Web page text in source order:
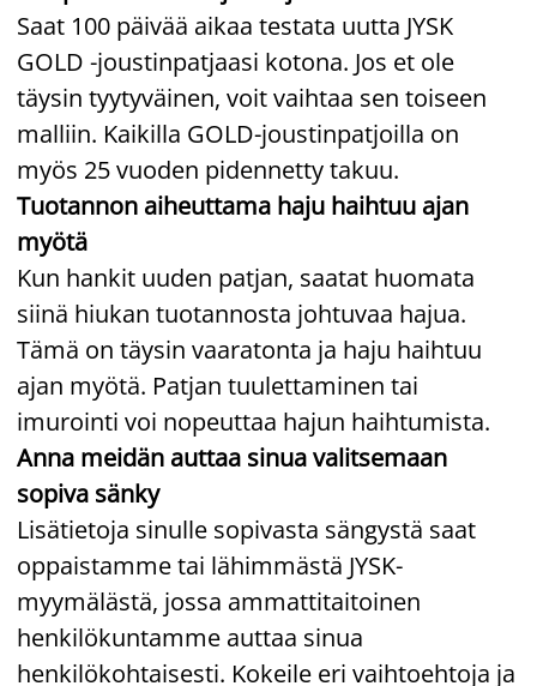
Saat 100 päivää aikaa testata uutta JYSK
GOLD -joustinpatjaasi kotona. Jos et ole
täysin tyytyväinen, voit vaihtaa sen toiseen
malliin. Kaikilla GOLD-joustinpatjoilla on
myös 25 vuoden pidennetty takuu.
Tuotannon aiheuttama haju haihtuu ajan
myötä
Kun hankit uuden patjan, saatat huomata
siinä hiukan tuotannosta johtuvaa hajua.
Tämä on täysin vaaratonta ja haju haihtuu
ajan myötä. Patjan tuulettaminen tai
imurointi voi nopeuttaa hajun haihtumista.
Anna meidän auttaa sinua valitsemaan
sopiva sänky
Lisätietoja sinulle sopivasta sängystä saat
oppaistamme tai lähimmästä JYSK-
myymälästä, jossa ammattitaitoinen
henkilökuntamme auttaa sinua
henkilökohtaisesti. Kokeile eri vaihtoehtoja ja